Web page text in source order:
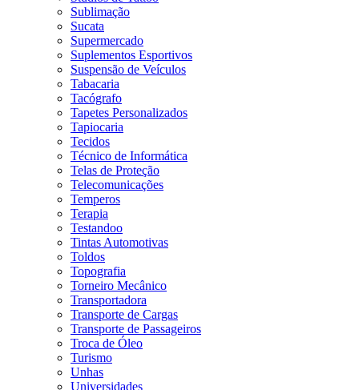
Sublimação
Sucata
Supermercado
Suplementos Esportivos
Suspensão de Veículos
Tabacaria
Tacógrafo
Tapetes Personalizados
Tapiocaria
Tecidos
Técnico de Informática
Telas de Proteção
Telecomunicações
Temperos
Terapia
Testandoo
Tintas Automotivas
Toldos
Topografia
Torneiro Mecânico
Transportadora
Transporte de Cargas
Transporte de Passageiros
Troca de Óleo
Turismo
Unhas
Universidades